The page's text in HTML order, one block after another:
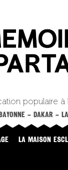
populaire
– DAKAR –
LA MAISON